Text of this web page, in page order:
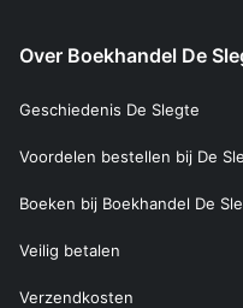
Over Boekhandel De
Geschiedenis De Slegte
Voordelen bestellen bij De
Boeken bij Boekhandel De
Veilig betalen
Verzendkosten